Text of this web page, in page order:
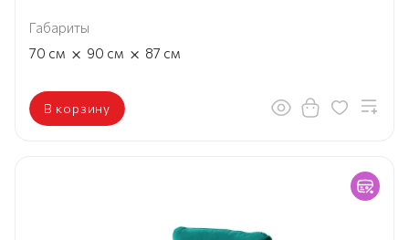
Габариты
70 см × 90 см × 87 см
В корзину